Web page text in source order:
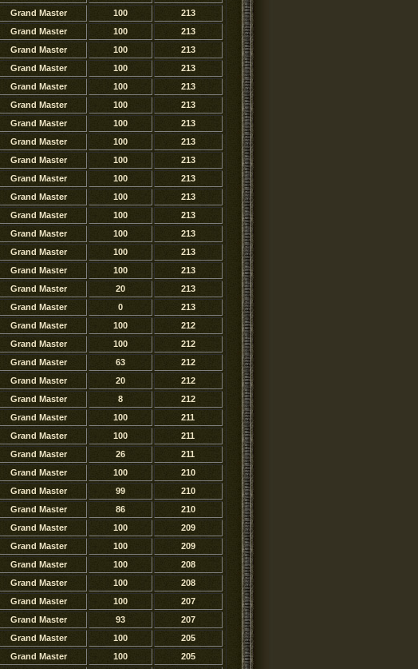
Grand Master 100
213
Grand Master 100
213
Grand Master 100
213
Grand Master 100
213
Grand Master 100
213
Grand Master 100
213
Grand Master 100
213
Grand Master 100
213
Grand Master 100
213
Grand Master 100
213
Grand Master 100
213
Grand Master 100
213
Grand Master 100
213
Grand Master 100
213
Grand Master 100
213
Grand Master 20
213
Grand Master 0
213
Grand Master 100
212
Grand Master 100
212
Grand Master 63
212
Grand Master 20
212
Grand Master 8
212
Grand Master 100
211
Grand Master 100
211
Grand Master 26
211
Grand Master 100
210
Grand Master 99
210
Grand Master 86
210
Grand Master 100
209
Grand Master 100
209
Grand Master 100
208
Grand Master 100
208
Grand Master 100
207
Grand Master 93
207
Grand Master 100
205
Grand Master 100
205